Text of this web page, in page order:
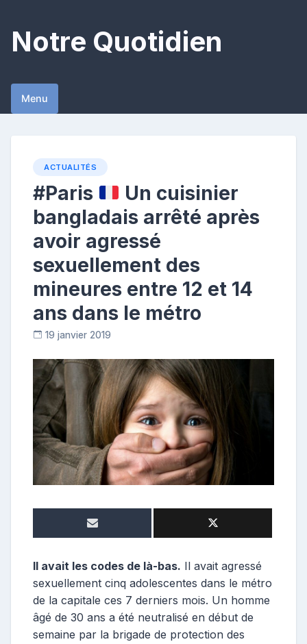
content
Notre Quotidien
Menu
ACTUALITÉS
#Paris
Un cuisinier
bangladais arrêté après
avoir agressé
sexuellement des
mineures entre 12 et 14
ans dans le métro
19 janvier 2019
o
n
t
r
i
b
u
t
r
c
Il avait les codes de là-bas. Il avait agressé
sexuellement cinq adolescentes dans le métro
de la capitale ces 7 derniers mois. Un homme
âgé de 30 ans a été neutralisé en début de
semaine par la brigade de protection des